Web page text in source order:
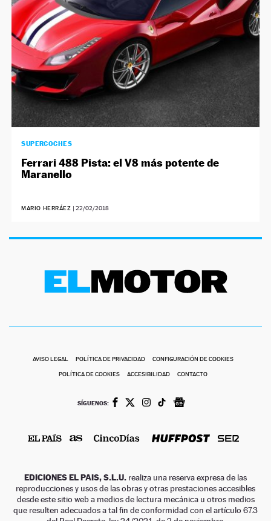
SUPERCOCHES
Ferrari 488 Pista: el V8 más potente de
Maranello
MARIO HERRÁEZ | 22/02/2018
AVISO LEGAL POLÍTICA DE PRIVACIDAD CONFIGURACIÓN DE COOKIES
POLÍTICA DE COOKIES ACCESIBILIDAD CONTACTO
SÍGUENOS:
EDICIONES EL PAIS, S.L.U. realiza una reserva expresa de las
reproducciones y usos de las obras y otras prestaciones accesibles
desde este sitio web a medios de lectura mecánica u otros medios
que resulten adecuados a tal fin de conformidad con el artículo 67.3